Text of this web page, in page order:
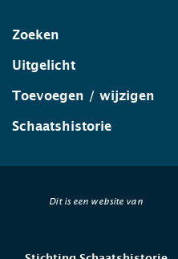
Zoeken
Uitgelicht
Toevoegen / wijzigen
Schaatshistorie
Dit is een website van